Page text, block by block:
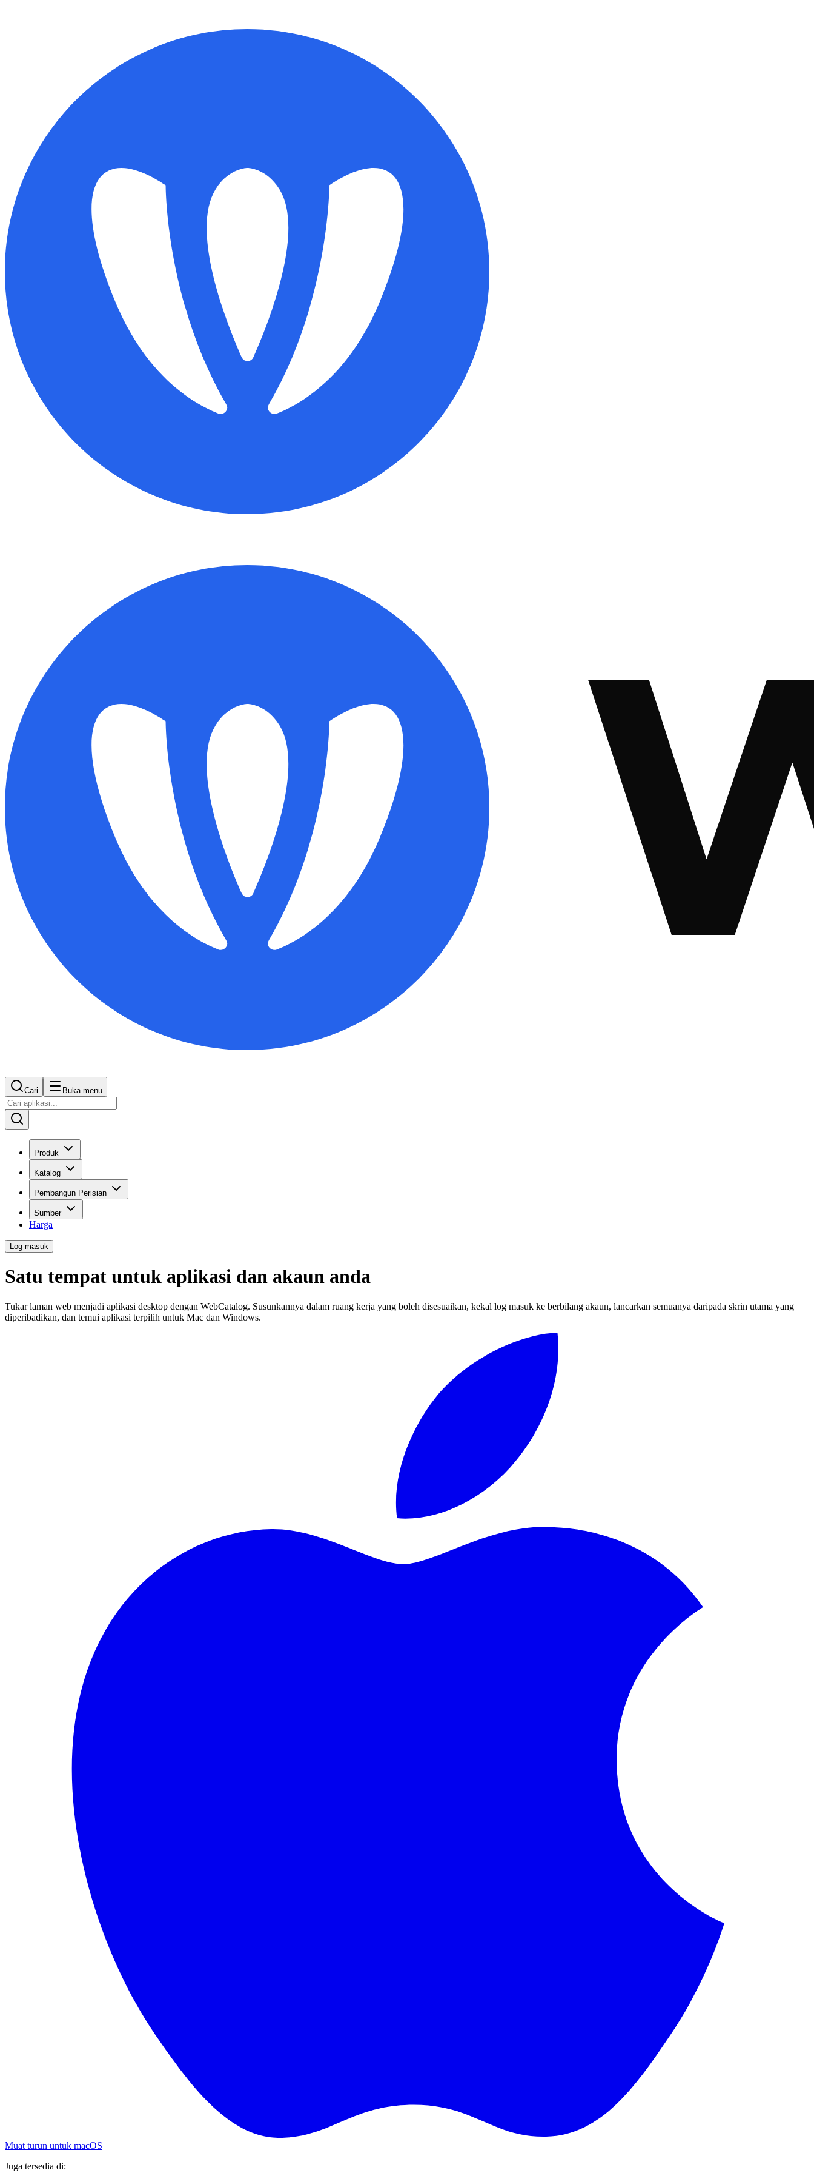
Cari Buka menu
Produk
Katalog
Pembangun Perisian
Sumber
Harga
Log masuk
Satu tempat untuk aplikasi dan akaun anda
Tukar laman web menjadi aplikasi desktop dengan WebCatalog. Susunkannya dalam ruang kerja yang boleh disesuaikan, kekal log masuk ke berbilang akaun, lancarkan semuanya daripada skrin utama yang
diperibadikan, dan temui aplikasi terpilih untuk Mac dan Windows.
Muat turun untuk macOS
Juga tersedia di: